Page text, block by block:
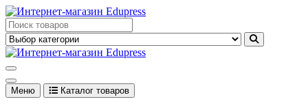
Перейти
к
содержимому
Edupress Uzbekistan, Edupress Узбекистан, книги, учебники на
английском языке
английском языке
Меню Каталог товаров